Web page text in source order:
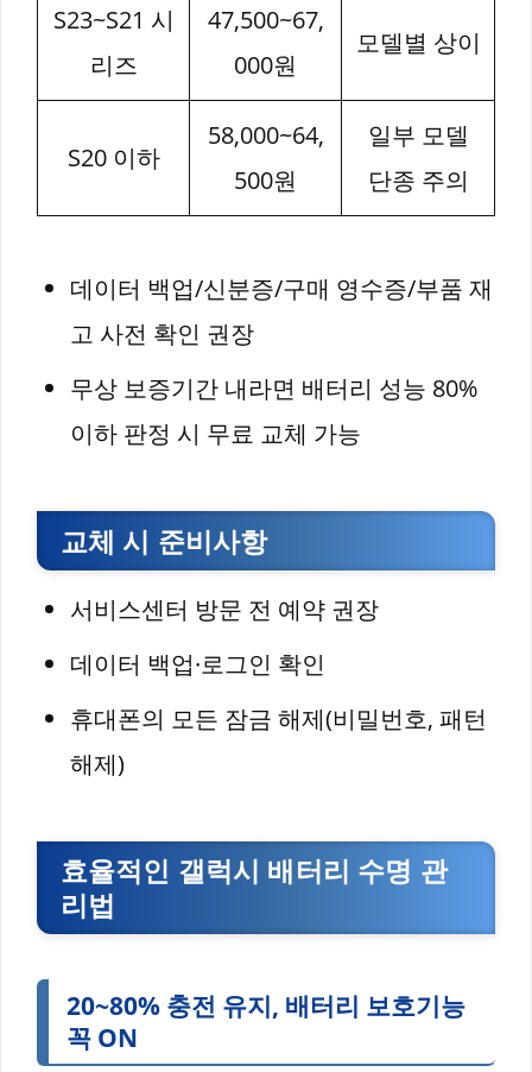
S23~S21 시
리즈
47,500~67,
000원
모델별 상이
S20 이하
58,000~64,
500원
일부 모델
단종 주의
데이터 백업/신분증/구매 영수증/부품 재
고 사전 확인 권장
무상 보증기간 내라면 배터리 성능 80%
이하 판정 시 무료 교체 가능
교체 시 준비사항
서비스센터 방문 전 예약 권장
데이터 백업·로그인 확인
휴대폰의 모든 잠금 해제(비밀번호, 패턴
해제)
효율적인 갤럭시 배터리 수명 관
리법
20~80% 충전 유지, 배터리 보호기능
꼭 ON